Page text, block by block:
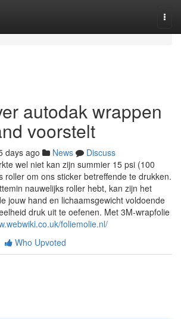
autodak wrappen
voorstelt
days ago News
Discuss
wel niet kan zijn summier 15 psi (100
roller om ons sticker betreffende te drukken.
nauwelijks roller hebt, kan zijn het
jouw hand en lichaamsgewicht voldoende
druk uit te oefenen. Met 3M-wrapfolie
foliemolie.nl/
Who Upvoted